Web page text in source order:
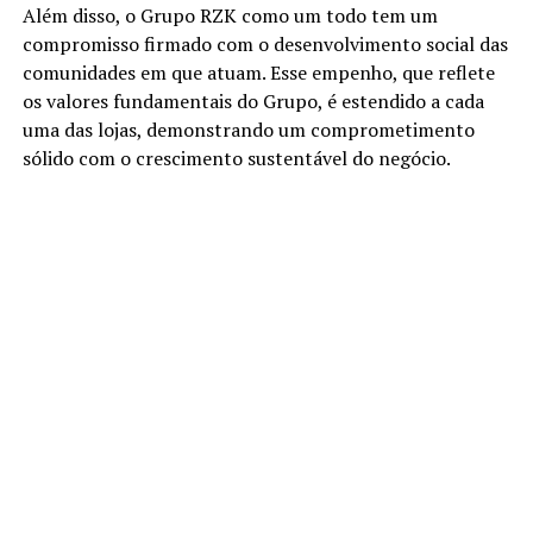
Além disso, o Grupo RZK como um todo tem um
compromisso firmado com o desenvolvimento social das
comunidades em que atuam. Esse empenho, que reflete
os valores fundamentais do Grupo, é estendido a cada
uma das lojas, demonstrando um comprometimento
sólido com o crescimento sustentável do negócio.